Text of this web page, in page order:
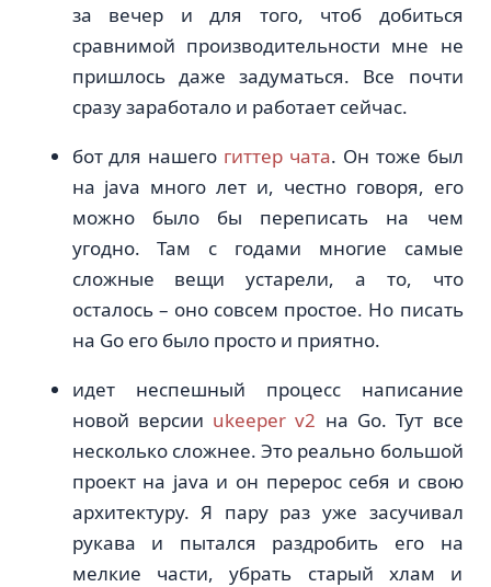
за вечер и для того, чтоб добиться
сравнимой производительности мне не
пришлось даже задуматься. Все почти
сразу заработало и работает сейчас.
бот для нашего гиттер чата. Он тоже был
на java много лет и, честно говоря, его
можно было бы переписать на чем
угодно. Там с годами многие самые
сложные вещи устарели, а то, что
осталось – оно совсем простое. Но писать
на Go его было просто и приятно.
идет неспешный процесс написание
новой версии ukeeper v2 на Go. Тут все
несколько сложнее. Это реально большой
проект на java и он перерос себя и свою
архитектуру. Я пару раз уже засучивал
рукава и пытался раздробить его на
мелкие части, убрать старый хлам и